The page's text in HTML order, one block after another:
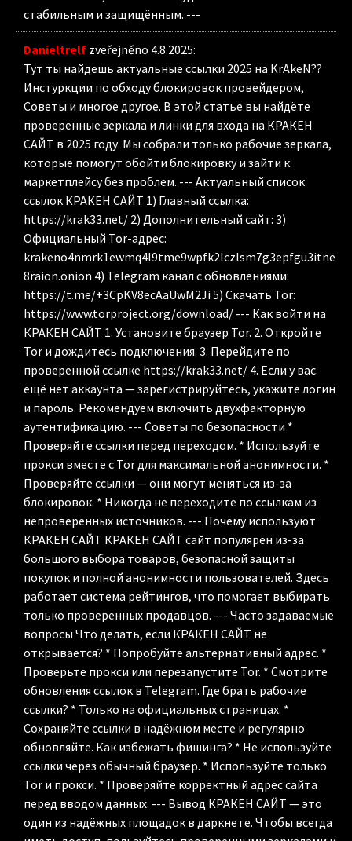
стабильным и защищённым. ---
Danieltrelf zveřejněno 4.8.2025:
Тут ты найдешь актуальные ссылки 2025 на KrAkeN??
Инстуркции по обходу блокировок провейдером,
Советы и многое другое. В этой статье вы найдёте
проверенные зеркала и линки для входа на КРАКЕН
САЙТ в 2025 году. Мы собрали только рабочие зеркала,
которые помогут обойти блокировку и зайти к
маркетплейсу без проблем. --- Актуальный список
ссылок КРАКЕН САЙТ 1) Главный ссылка:
https://krak33.net/ 2) Дополнительный сайт: 3)
Официальный Tor-адрес:
krakeno4nmrk1ewmq4l9tme9wpfk2lczlsm7g3epfgu3itne
8raion.onion 4) Telegram канал с обновлениями:
https://t.me/+3CpKV8ecAaUwM2Ji 5) Скачать Tor:
https://www.torproject.org/download/ --- Как войти на
КРАКЕН САЙТ 1. Установите браузер Tor. 2. Откройте
Tor и дождитесь подключения. 3. Перейдите по
проверенной ссылке https://krak33.net/ 4. Если у вас
ещё нет аккаунта — зарегистрируйтесь, укажите логин
и пароль. Рекомендуем включить двухфакторную
аутентификацию. --- Советы по безопасности *
Проверяйте ссылки перед переходом. * Используйте
прокси вместе с Tor для максимальной анонимности. *
Проверяйте ссылки — они могут меняться из-за
блокировок. * Никогда не переходите по ссылкам из
непроверенных источников. --- Почему используют
КРАКЕН САЙТ КРАКЕН САЙТ сайт популярен из-за
большого выбора товаров, безопасной защиты
покупок и полной анонимности пользователей. Здесь
работает система рейтингов, что помогает выбирать
только проверенных продавцов. --- Часто задаваемые
вопросы Что делать, если КРАКЕН САЙТ не
открывается? * Попробуйте альтернативный адрес. *
Проверьте прокси или перезапустите Tor. * Смотрите
обновления ссылок в Telegram. Где брать рабочие
ссылки? * Только на официальных страницах. *
Сохраняйте ссылки в надёжном месте и регулярно
обновляйте. Как избежать фишинга? * Не используйте
ссылки через обычный браузер. * Используйте только
Tor и прокси. * Проверяйте корректный адрес сайта
перед вводом данных. --- Вывод КРАКЕН САЙТ — это
один из надёжных площадок в даркнете. Чтобы всегда